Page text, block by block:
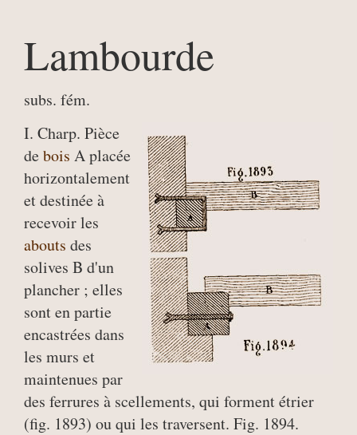
Lambourde
subs. fém.
I. Charp. Pièce
debois A placée
horizontalement
et destinée à
recevoir les
abouts des
solives B d'un
plancher ; elles
sont en partie
encastrées dans
les murs et
maintenues par
des ferrures à scellements, qui forment étrier
(fig. 1893) ou qui les traversent. Fig. 1894.